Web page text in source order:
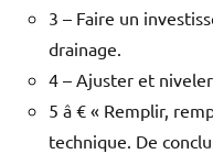
3 – Faire un
drainage.
4 – Ajuster et
5 â € « Remplir,
technique. De